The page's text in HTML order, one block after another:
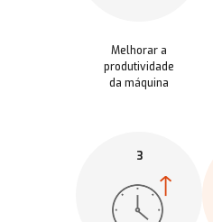
Melhorar a
produtividade
da máquina
3